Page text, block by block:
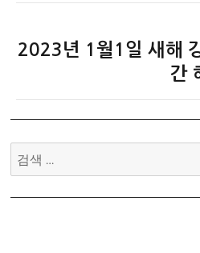
다
2023년 1월1일 새해
간
검
색: